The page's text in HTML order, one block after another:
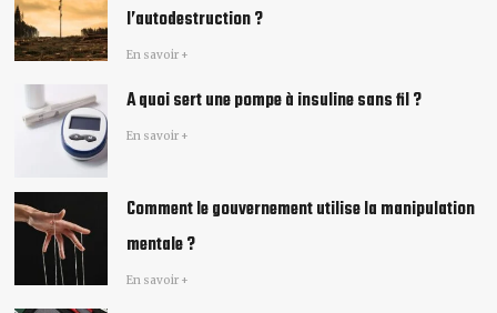
l’autodestruction ?
En savoir +
A quoi sert une pompe à insuline sans fil ?
En savoir +
Comment le gouvernement utilise la manipulation
mentale ?
En savoir +